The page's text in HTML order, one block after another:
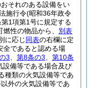
それのある設備をい
施行令(昭和36年政令
1項第1号に規定する
燃性の物品から、 別表
に応じ同表の右欄に定
全であると認める場
3 第8条の3
第10条
設備等である場合及び
種類の火気設備等であ
外の火気設備等であ